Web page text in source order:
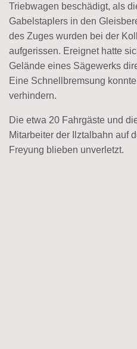
Triebwagen beschädigt, als
Gabelstaplers in den
des Zuges wurden bei der
aufgerissen. Ereignet hatte
Gelände eines Sägewerks
Eine Schnellbremsung
verhindern.
Die etwa 20 Fahrgäste und
Mitarbeiter der Ilztalbahn auf
Freyung blieben unverletzt.